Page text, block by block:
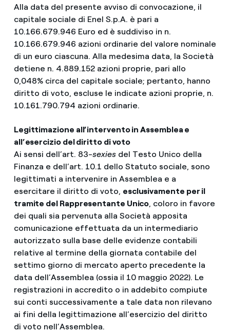
Alla data del presente avviso di convocazione, il
capitale sociale di Enel S.p.A. è pari a
10.166.679.946 Euro ed è suddiviso in n.
10.166.679.946 azioni ordinarie del valore nominale
di un euro ciascuna. Alla medesima data, la Società
detiene n. 4.889.152 azioni proprie, pari allo
0,048% circa del capitale sociale; pertanto, hanno
diritto di voto, escluse le indicate azioni proprie, n.
10.161.790.794 azioni ordinarie.
Legittimazione all’intervento in Assemblea e
all’esercizio del diritto di voto
Ai sensi dell’art. 83-sexiesdel Testo Unico della
Finanza e dell’art. 10.1 dello Statuto sociale, sono
legittimati a intervenire in Assemblea e a
esercitare il diritto di voto, esclusivamente per il
tramite del Rappresentante Unico, coloro in favore
dei quali sia pervenuta alla Società apposita
comunicazione effettuata da un intermediario
autorizzato sulla base delle evidenze contabili
relative al termine della giornata contabile del
settimo giorno di mercato aperto precedente la
data dell’Assemblea (ossia il 10 maggio 2022). Le
registrazioni in accredito o in addebito compiute
sui conti successivamente a tale data non rilevano
ai fini della legittimazione all’esercizio del diritto
di voto nell’Assemblea.